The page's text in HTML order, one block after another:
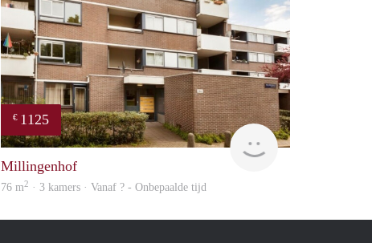
€ 1125
Woning
Millingenhof
76 m2 · 3 kamers · Vanaf ? - Onbepaalde tijd